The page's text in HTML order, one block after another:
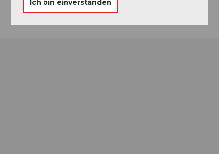
Ich bin einverstanden